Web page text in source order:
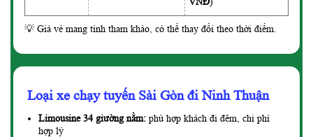
💡 Giá vé mang tính tham khảo, có thể thay đổi theo thời điểm.
Loại xe chạy tuyến Sài Gòn đi Ninh Thuận
Limousine 34 giường nằm: phù hợp khách đi đêm, chi phí
hợp lý